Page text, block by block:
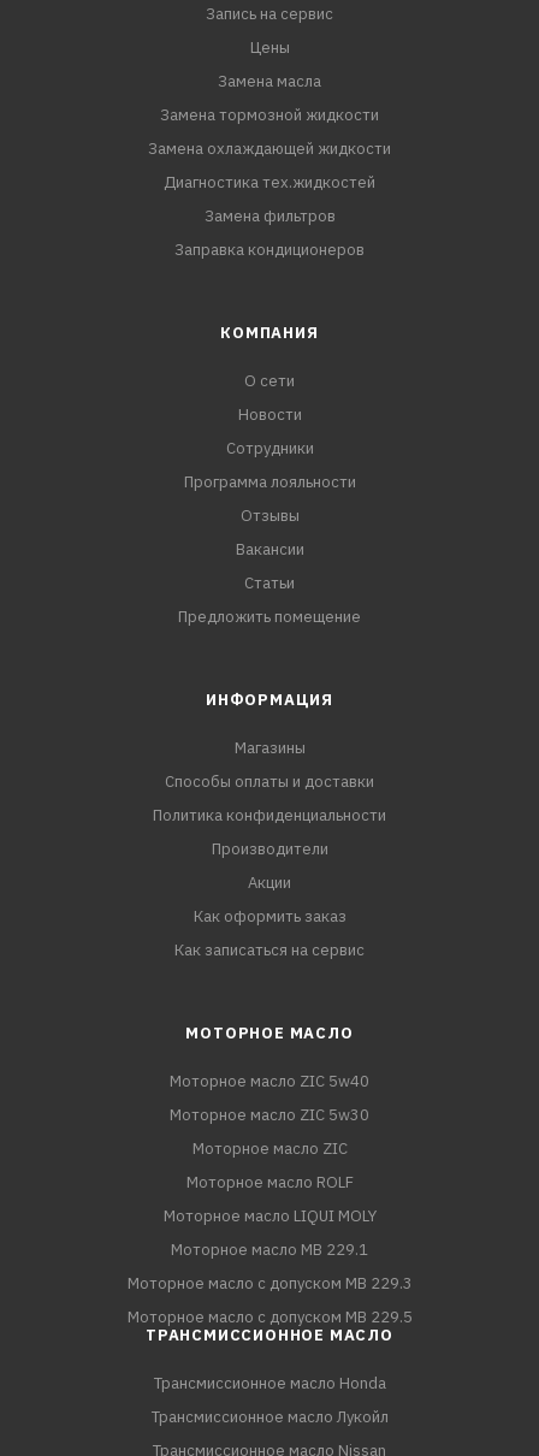
Запись на сервис
Цены
Замена масла
Замена тормозной жидкости
Замена охлаждающей жидкости
Диагностика тех.жидкостей
Замена фильтров
Заправка кондиционеров
КОМПАНИЯ
О сети
Новости
Сотрудники
Программа лояльности
Отзывы
Вакансии
Статьи
Предложить помещение
ИНФОРМАЦИЯ
Магазины
Способы оплаты и доставки
Политика конфиденциальности
Производители
Акции
Как оформить заказ
Как записаться на сервис
МОТОРНОЕ МАСЛО
Моторное масло ZIC 5w40
Моторное масло ZIC 5w30
Моторное масло ZIC
Моторное масло ROLF
Моторное масло LIQUI MOLY
Моторное масло MB 229.1
Моторное масло с допуском MB 229.3
Моторное масло с допуском MB 229.5
ТРАНСМИССИОННОЕ МАСЛО
Трансмиссионное масло Honda
Трансмиссионное масло Лукойл
Трансмиссионное масло Nissan